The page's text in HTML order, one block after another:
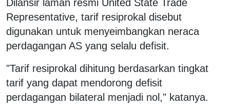
Dilansir laman resmi United State Trade
Representative, tarif resiprokal disebut
digunakan untuk menyeimbangkan neraca
perdagangan AS yang selalu defisit.
"Tarif resiprokal dihitung berdasarkan tingkat
tarif yang dapat mendorong defisit
perdagangan bilateral menjadi nol," katanya.